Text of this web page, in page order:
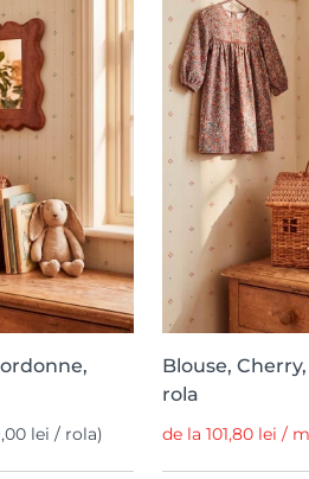
lei / rola)
Blouse,
rola
de la 101,80 lei /